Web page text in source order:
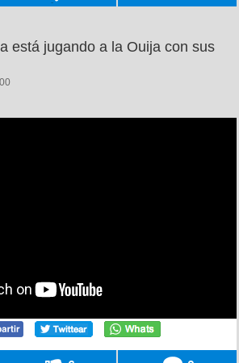
está jugando a la Ouija con sus